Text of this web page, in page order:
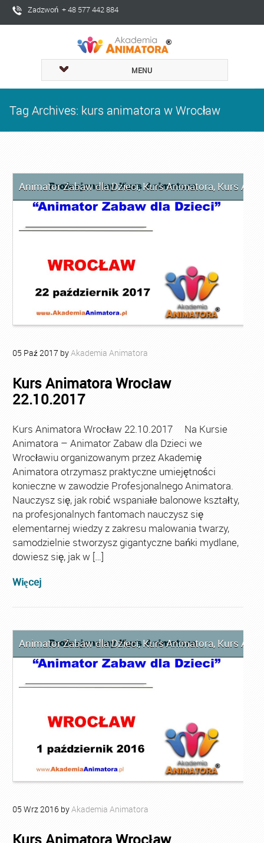
Zadzwoń + 48 577 442 884
MENU
Tag Archives: kurs animatora w Wrocław
Animator Zabaw dla Dzieci,Kurs Animatora, Kurs
05 Paź2017 byAkademia Animatora
Kurs Animatora Wrocław
22.10.2017
Kurs Animatora Wrocław 22.10.2017 Na Kursie
Animatora – Animator Zabaw dla Dzieci we
Wrocławiu organizowanym przez Akademię
Animatora otrzymasz praktyczne umiejętności
konieczne w zawodzie Profesjonalnego Animatora.
Nauczysz się, jak robić wspaniałe balonowe kształty,
na profesjonalnych fantomach nauczysz się
elementarnej wiedzy z zakresu malowania twarzy,
samodzielnie stworzysz gigantyczne bańki mydlane,
dowiesz się, jak w […]
Więcej
Animator Zabaw dla Dzieci,Kurs Animatora, Kurs
05 Wrz2016 byAkademia Animatora